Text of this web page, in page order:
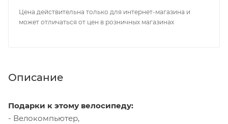
Цена действительна только для интернет-магазина и
может отличаться от цен в розничных магазинах
Описание
Подарки к этому велосипеду:
- Велокомпьютер,